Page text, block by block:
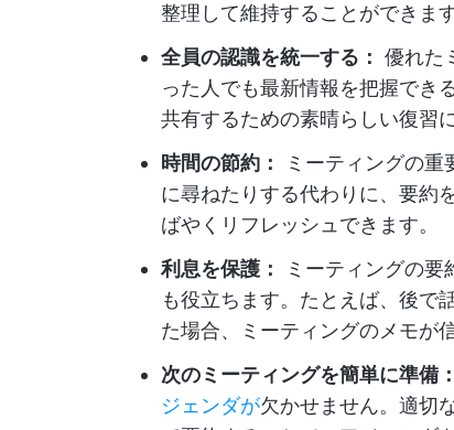
整理して維持することができます
全員の認識を統一する： 優れた
った人でも最新情報を把握でき
共有するための素晴らしい復習
時間の節約：
ミーティングの
に尋ねたりする代わりに、要約
ばやくリフレッシュできます。
利息を保護：
ミーティングの
も役立ちます。たとえば、後で
た場合、ミーティングのメモが
次のミーティングを簡単に準備：
ジェンダが欠かせません。適切